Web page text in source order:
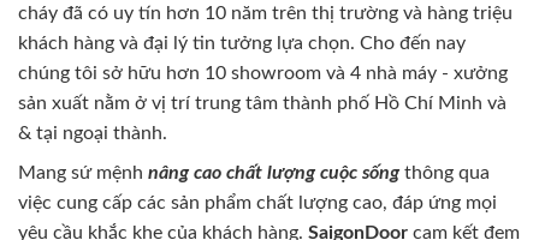
cháy đã có uy tín hơn 10 năm trên thị trường và hàng triệu
khách hàng và đại lý tin tưởng lựa chọn. Cho đến nay
chúng tôi sở hữu hơn 10 showroom và 4 nhà máy - xưởng
sản xuất nằm ở vị trí trung tâm thành phố Hồ Chí Minh và
& tại ngoại thành.
Mang sứ mệnh nâng cao chất lượng cuộc sốngthông qua
việc cung cấp các sản phẩm chất lượng cao, đáp ứng mọi
yêu cầu khắc khe của khách hàng. SaigonDoor cam kết đem